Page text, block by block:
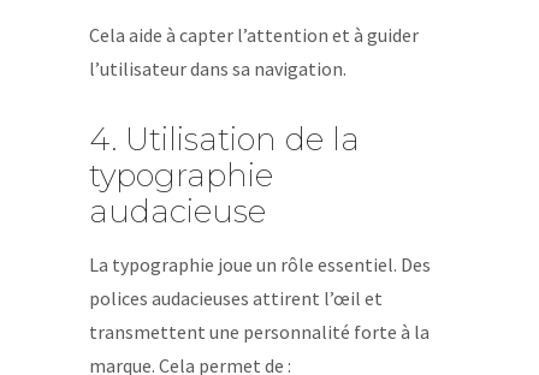
Cela aide à capter l’attention et à guider
l’utilisateur dans sa navigation.
4. Utilisation de la
typographie
audacieuse
La typographie joue un rôle essentiel. Des
polices audacieuses attirent l’œil et
transmettent une personnalité forte à la
marque. Cela permet de :